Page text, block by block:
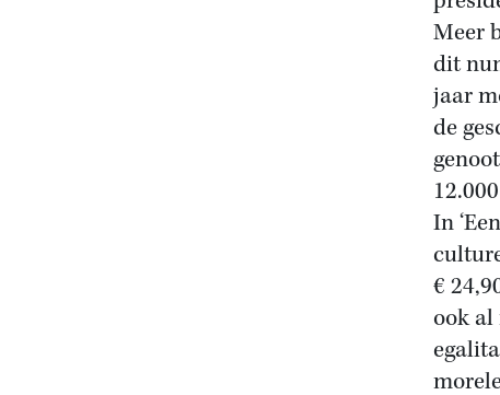
Meer
dit
jaar
de
In
€
ook